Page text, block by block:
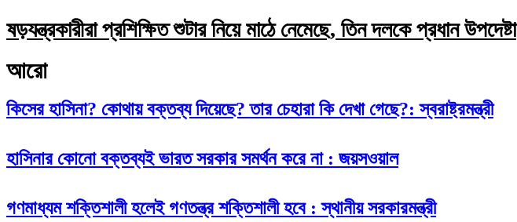
ষড়যন্ত্রকারীরা প্রশিক্ষিত শুটার নিয়ে মাঠে নেমেছে, তিন দলকে প্রধান উপদেষ্টা
আরো
কিসের হাসিনা? কোথায় বক্তব্য দিয়েছে? তার চেহারা কি দেখা গেছে?: স্বরাষ্ট্রমন্ত্রী
হাসিনার কোনো বক্তব্যই ভারত সরকার সমর্থন করে না : জয়সওয়াল
গণমাধ্যম শক্তিশালী হলেই গণতন্ত্র শক্তিশালী হবে : স্থানীয় সরকারমন্ত্রী